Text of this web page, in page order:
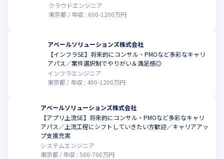
クラウドエンジニア
東京都
年収 : 600-1200万円
アベールソリューションズ株式会社
【インフラSE】将来的にコンサル・PMOなど多彩なキャリ
アパス／案件選択制でやりがい＆満足感◎
インフラエンジニア
東京都
年収 : 400-1200万円
アベールソリューションズ株式会社
【アプリ上流SE】将来的にコンサル・PMOなど多彩なキャリ
アパス／上流工程にシフトしていきたい方歓迎／キャリアアッ
プ支援充実
システムエンジニア
東京都
年収 :500-700万円